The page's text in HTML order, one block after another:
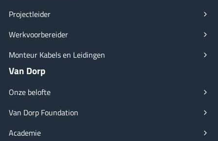
Projectleider
Werkvoorbereider
Monteur Kabels en Leidingen
Van Dorp
Onze belofte
Van Dorp Foundation
Academie